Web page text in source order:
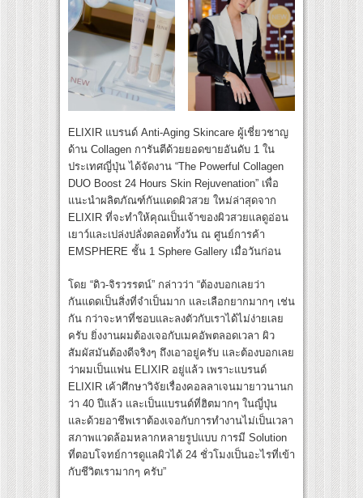
ELIXIR แบรนด์ Anti-Aging Skincare ผู้เชี่ยวชาญ
ด้าน Collagen การันตีด้วยยอดขายอันดับ 1 ใน
ประเทศญี่ปุ่น ได้จัดงาน “The Powerful Collagen
DUO Boost 24 Hours Skin Rejuvenation” เพื่อ
แนะนำผลิตภัณฑ์กันแดดผิวสวย ใหม่ล่าสุดจาก
ELIXIR ที่จะทำให้คุณเป็นเจ้าของผิวสวยแลดูอ่อน
เยาว์และเปล่งปลั่งตลอดทั้งวัน ณ ศูนย์การค้า
EMSPHERE ชั้น 1 Sphere Gallery เมื่อวันก่อน
โดย “ดิว-จิรวรรตน์” กล่าวว่า “ต้องบอกเลยว่า
กันแดดเป็นสิ่งที่จำเป็นมาก และเลือกยากมากๆ เช่น
กัน กว่าจะหาที่ชอบและลงตัวกับเราได้ไม่ง่ายเลย
ครับ ยิ่งงานผมต้องเจอกับเมคอัพตลอดเวลา ผิว
สัมผัสมันต้องดีจริงๆ ถึงเอาอยู่ครับ และต้องบอกเลย
ว่าผมเป็นแฟน ELIXIR อยู่แล้ว เพราะแบรนด์
ELIXIR เค้าศึกษาวิจัยเรื่องคอลลาเจนมายาวนานก
ว่า 40 ปีแล้ว และเป็นแบรนด์ที่ฮิตมากๆ ในญี่ปุ่น
และด้วยอาชีพเราต้องเจอกับการทำงานไม่เป็นเวลา
สภาพแวดล้อมหลากหลายรูปแบบ การมี Solution
ที่ตอบโจทย์การดูแลผิวได้ 24 ชั่วโมงเป็นอะไรที่เข้า
กับชีวิตเรามากๆ ครับ”